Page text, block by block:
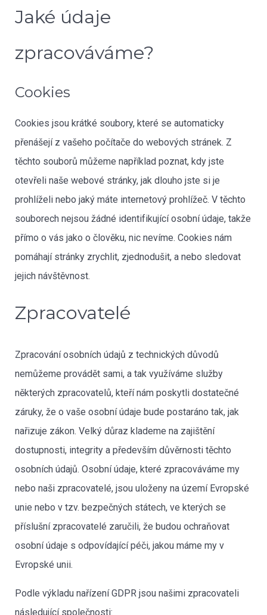
Jaké údaje
zpracováváme?
Cookies
Cookies jsou krátké soubory, které se automaticky
přenášejí z vašeho počítače do webových stránek. Z
těchto souborů můžeme například poznat, kdy jste
otevřeli naše webové stránky, jak dlouho jste si je
prohlíželi nebo jaký máte internetový prohlížeč. V těchto
souborech nejsou žádné identifikující osobní údaje, takže
přímo o vás jako o člověku, nic nevíme. Cookies nám
pomáhají stránky zrychlit, zjednodušit, a nebo sledovat
jejich návštěvnost.
Zpracovatelé
Zpracování osobních údajů z technických důvodů
nemůžeme provádět sami, a tak využíváme služby
některých zpracovatelů, kteří nám poskytli dostatečné
záruky, že o vaše osobní údaje bude postaráno tak, jak
nařizuje zákon. Velký důraz klademe na zajištění
dostupnosti, integrity a především důvěrnosti těchto
osobních údajů. Osobní údaje, které zpracováváme my
nebo naši zpracovatelé, jsou uloženy na území Evropské
unie nebo v tzv. bezpečných státech, ve kterých se
příslušní zpracovatelé zaručili, že budou ochraňovat
osobní údaje s odpovídající péči, jakou máme my v
Evropské unii.
Podle výkladu nařízení GDPR jsou našimi zpracovateli
následující společnosti: